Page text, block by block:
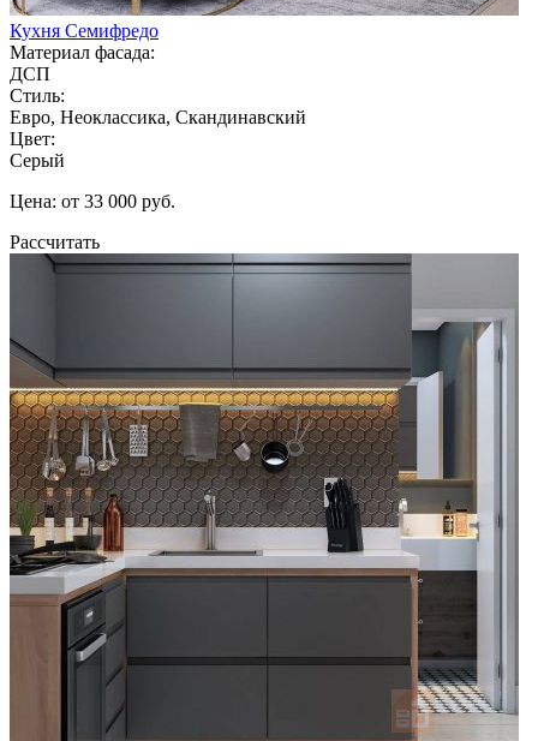
Кухня Семифредо
Материал фасада:
ДСП
Стиль:
Евро, Неоклассика, Скандинавский
Цвет:
Серый
Цена: от 33 000 руб.
Рассчитать